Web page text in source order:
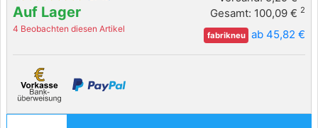
Auf Lager
4 Beobachten diesen Artikel
Gesamt: 100,09 € 2
fabrikneu ab 45,82 €